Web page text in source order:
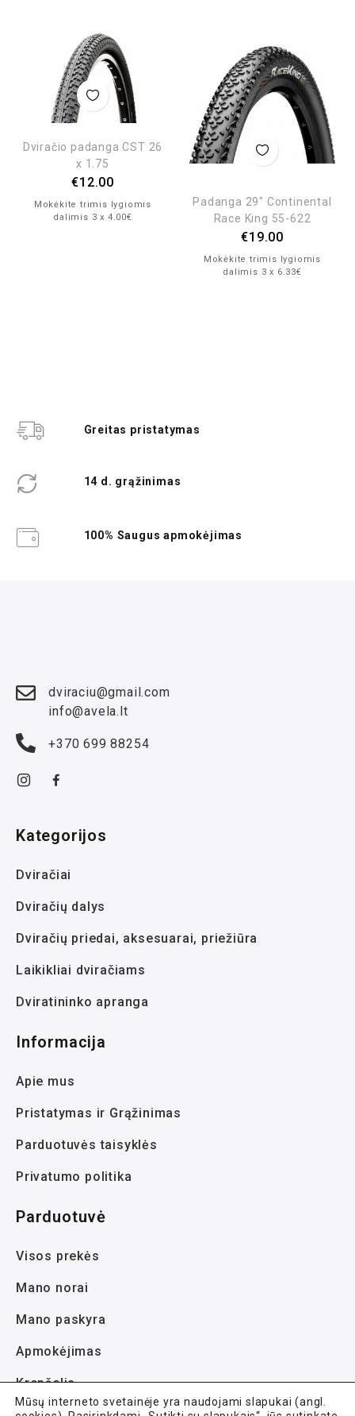
Dviračio padanga CST 26
x 1.75
€12.00
Mokėkite trimis lygiomis
dalimis 3 x 4.00€
Padanga 29″ Continental
Race King 55-622
€19.00
Mokėkite trimis lygiomis
dalimis 3 x 6.33€
Greitas pristatymas
14 d. grąžinimas
100% Saugus apmokėjimas
dviraciu@gmail.com
info@avela.lt
+370 699 88254
Kategorijos
Dviračiai
Dviračių dalys
Dviračių priedai, aksesuarai, priežiūra
Laikikliai dviračiams
Dviratininko apranga
Informacija
Apie mus
Pristatymas ir Grąžinimas
Parduotuvės taisyklės
Privatumo politika
Parduotuvė
Visos prekės
Mano norai
Mano paskyra
Apmokėjimas
Krepšelis
Mūsų interneto svetainėje yra naudojami slapukai (angl.